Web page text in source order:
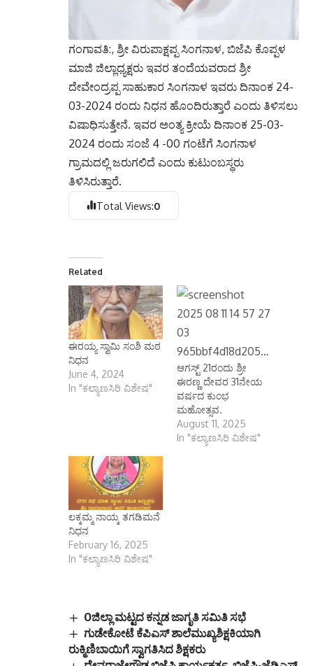
ಗಂಗಾವತಿ:, ಶ್ರೀ ವಿರುಪಾಕ್ಷಪ್ಪ ಸಿಂಗನಾಳ, ಬಿಜೆಪಿ ಕೊಪ್ಪಳ
ಮಾಜಿ ಜಿಲ್ಲಾಧ್ಯಕ್ಷರು ಇವರ ತಂದೆಯವರಾದ ಶ್ರೀ
ದೇವೇಂದ್ರಪ್ಪ ಸಾಹುಕಾರ ಸಿಂಗನಾಳ ಇವರು ದಿನಾಂಕ 24-
03-2024 ರಂದು ನಿಧನ ಹೊಂದಿರುತ್ತಾರೆ ಎಂದು ತಿಳಿಸಲು
ವಿಷಾಧಿಸುತ್ತೇನೆ. ಇವರ ಅಂತ್ಯ ಕ್ರೀಯೆ ದಿನಾಂಕ 25-03-
2024 ರಂದು ಸಂಜೆ 4 -00 ಗಂಟೆಗೆ ಸಿಂಗನಾಳ
ಗ್ರಾಮದಲ್ಲಿ ಜರುಗಲಿದೆ ಎಂದು ಕುಟುಂಬಸ್ಥರು
ತಿಳಿಸಿರುತ್ತಾರೆ.
Total Views:0
Related
ಈರಯ್ಯ ಸ್ವಾಮಿ ಸಂಶಿ ಮಠ
ನಿಧನ
June 4, 2024
In "ಕಲ್ಯಾಣಸಿರಿ ವಿಶೇಷ"
ಆಗಸ್ಟ್ 21ರಂದು ಶ್ರೀ
ಈರಣ್ಣ ದೇವರ 31ನೇಯ
ವರ್ಷದ ಕುಂಭ
ಮಹೋತ್ಸವ.
August 11, 2025
In "ಕಲ್ಯಾಣಸಿರಿ ವಿಶೇಷ"
ಲಕ್ಕಮ್ಮ ನಾಯ್ಕ ತಗಡಿಮನೆ
ನಿಧನ
February 16, 2025
In "ಕಲ್ಯಾಣಸಿರಿ ವಿಶೇಷ"
Oಜಿಲ್ಲಾ ಮಟ್ಟದ ಕನ್ನಡ ಜಾಗೃತಿ ಸಮಿತಿ ಸಭೆ
ಗುಡೇಕೋಟೆ ಕೆಪಿಎಸ್ ಶಾಲೆಮುಖ್ಯಶಿಕ್ಷಕಿಯಾಗಿ
ರುಕ್ಮಿಣಿಬಾಯಿಗೆ ಸ್ವಾಗತಿಸಿದ ಶಿಕ್ಷಕರು